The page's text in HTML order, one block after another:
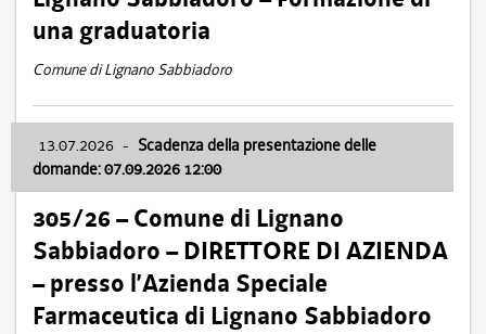
una graduatoria
Comune di Lignano Sabbiadoro
13.07.2026 - Scadenza della presentazione delle
domande: 07.09.2026 12:00
305/26 – Comune di Lignano
Sabbiadoro – DIRETTORE DI AZIENDA
– presso l’Azienda Speciale
Farmaceutica di Lignano Sabbiadoro